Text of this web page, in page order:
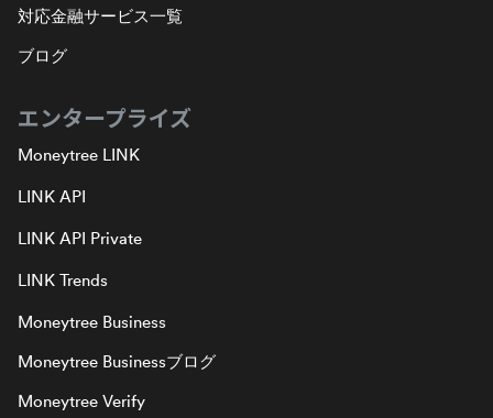
対応金融サービス一覧
ブログ
エンタープライズ
Moneytree LINK
LINK API
LINK API Private
LINK Trends
Moneytree Business
Moneytree Businessブログ
Moneytree Verify